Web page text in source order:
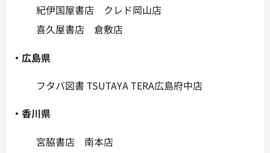
紀伊国屋書店 クレド岡山店
喜久屋書店 倉敷店
・広島県
フタバ図書 TSUTAYA TERA広島府中店
・香川県
宮脇書店 南本店